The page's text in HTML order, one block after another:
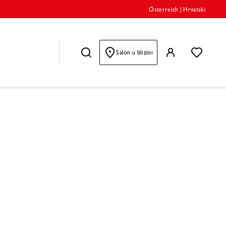
Österreich |Hrvatski
Salon u blizini